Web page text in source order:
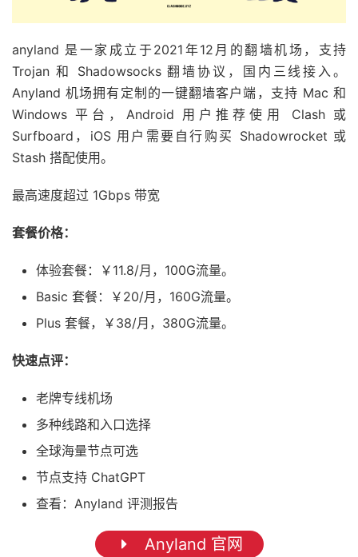
anyland 是一家成立于2021年12月的翻墙机场，支持
Trojan 和 Shadowsocks 翻墙协议，国内三线接入。
Anyland 机场拥有定制的一键翻墙客户端，支持 Mac 和
Windows 平台，Android 用户推荐使用 Clash 或
Surfboard，iOS 用户需要自行购买 Shadowrocket 或
Stash 搭配使用。
最高速度超过 1Gbps 带宽
套餐价格：
体验套餐：￥11.8/月，100G流量。
Basic 套餐：￥20/月，160G流量。
Plus 套餐，￥38/月，380G流量。
快速点评：
老牌专线机场
多种线路和入口选择
全球海量节点可选
节点支持 ChatGPT
查看：Anyland 评测报告
Anyland 官网